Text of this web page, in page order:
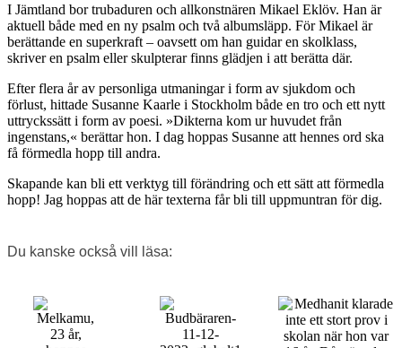
I Jämtland bor trubaduren och allkonstnären Mikael Eklöv. Han är
aktuell både med en ny psalm och två albumsläpp. För Mikael är
berättande en superkraft – oavsett om han guidar en skolklass,
skriver en psalm eller skulpterar finns glädjen i att berätta där.
Efter flera år av personliga utmaningar i form av sjukdom och
förlust, hittade Susanne Kaarle i Stockholm både en tro och ett nytt
uttryckssätt i form av poesi. »Dikterna kom ur huvudet från
ingenstans,« berättar hon. I dag hoppas Susanne att hennes ord ska
få förmedla hopp till andra.
Skapande kan bli ett verktyg till förändring och ett sätt att förmedla
hopp! Jag hoppas att de här texterna får bli till uppmuntran för dig.
Du kanske också vill läsa: